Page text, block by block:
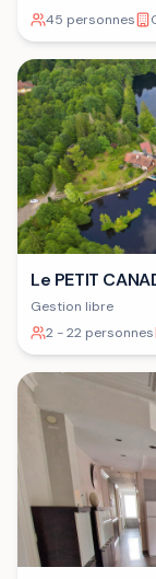
45 personnes
Le PETIT
Gestion libre
2 - 22 personnes